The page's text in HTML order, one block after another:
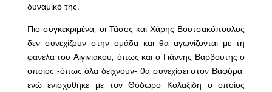
δυναμικό της.
Πιο συγκεκριμένα, οι Τάσος και Χάρης Βουτσακόπουλος
δεν συνεχίζουν στην ομάδα και θα αγωνίζονται με τη
φανέλα του Αιγινιακού, όπως και ο Γιάννης Βαρβούτης ο
οποίος -όπως όλα δείχνουν- θα συνεχίσει στον Βαφύρα,
ενώ ενισχύθηκε με τον Θόδωρο Κολαξίδη ο οποίος